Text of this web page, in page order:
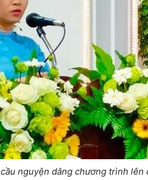
nguyện dâng chương trình lên